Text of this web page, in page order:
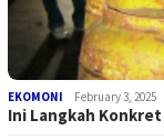
EKOMONI February 3, 2025
Ini Langkah